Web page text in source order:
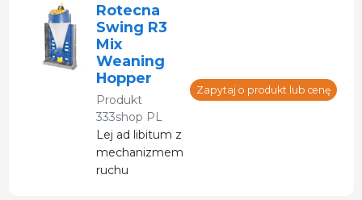
Rotecna
Swing R3
Mix
Weaning
Hopper
Produkt
333shop PL
Lej ad libitum z
mechanizmem
ruchu
Zapytaj o produkt lub cenę